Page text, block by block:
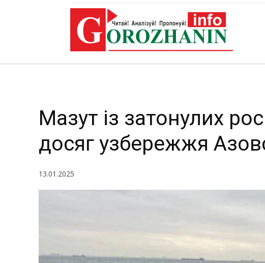
Мазут із затонулих
досяг узбережжя
13.01.2025